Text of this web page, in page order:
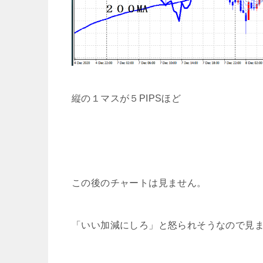
縦の１マスが５PIPSほど
この後のチャートは見ません。
「いい加減にしろ」と怒られそうなので見